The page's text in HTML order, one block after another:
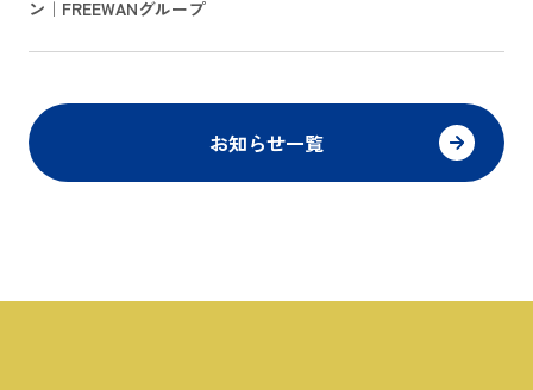
ン｜FREEWANグループ
お知らせ一覧